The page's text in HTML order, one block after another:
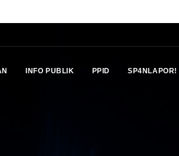
INFO PUBLIK PPID SP4NLAPOR!